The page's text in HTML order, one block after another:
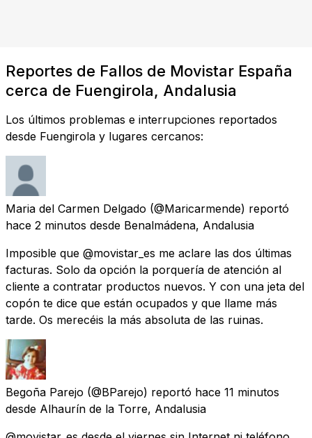
Reportes de Fallos de Movistar España
cerca de Fuengirola, Andalusia
Los últimos problemas e interrupciones reportados
desde Fuengirola y lugares cercanos:
Maria del Carmen Delgado (@Maricarmende) reportó
hace 2 minutos desde Benalmádena, Andalusia
Imposible que @movistar_es me aclare las dos últimas
facturas. Solo da opción la porquería de atención al
cliente a contratar productos nuevos. Y con una jeta del
copón te dice que están ocupados y que llame más
tarde. Os merecéis la más absoluta de las ruinas.
Begoña Parejo (@BParejo) reportó hace 11 minutos
desde Alhaurín de la Torre, Andalusia